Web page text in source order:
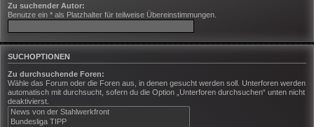
Zu suchender Autor:
Benutze ein * als Platzhalter für teilweise Übereinstimmungen.
SUCHOPTIONEN
Zu durchsuchende Foren:
Wähle das Forum oder die Foren aus, in denen gesucht werden soll. Unterforen werden
automatisch mit durchsucht, sofern du die Option „Unterforen durchsuchen“ unten nicht
deaktivierst.